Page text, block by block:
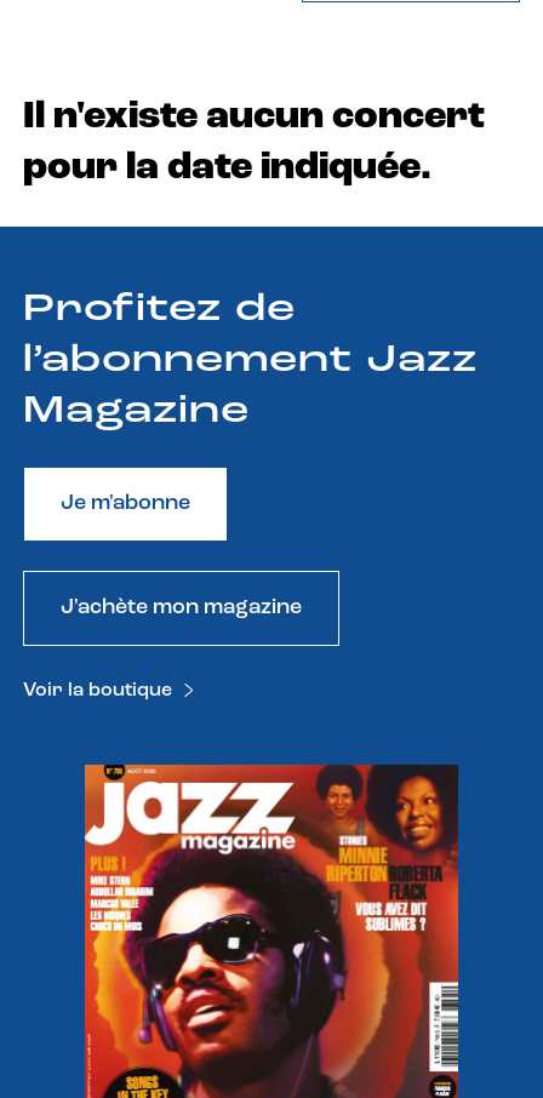
Il n'existe aucun concert
pour la date indiquée.
Profitez de
l’abonnement Jazz
Magazine
Je m'abonne
J'achète mon magazine
Voir la boutique